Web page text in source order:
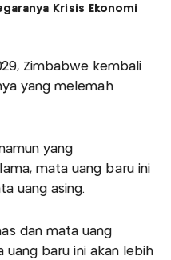
Krisis Ekonomi
Zimbabwe kembali
yang melemah
yang
mata uang baru ini
uang asing.
dan mata uang
uang baru ini akan lebih